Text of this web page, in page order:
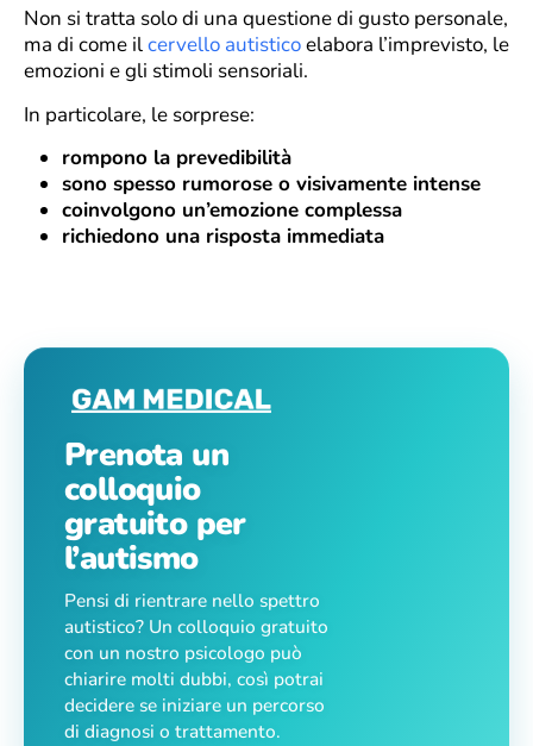
Non si tratta solo di una questione di gusto personale,
ma di come ilcervello autisticoelabora l’imprevisto, le
emozioni e gli stimoli sensoriali.
In particolare, le sorprese:
rompono la prevedibilità
sono spesso rumorose o visivamente intense
coinvolgono un’emozione complessa
richiedono una risposta immediata
Prenota un
colloquio
gratuito per
l’autismo
Pensi di rientrare nello spettro
autistico? Un colloquio gratuito
con un nostro psicologo può
chiarire molti dubbi, così potrai
decidere se iniziare un percorso
di diagnosi o trattamento.